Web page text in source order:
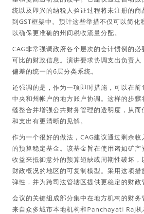
统以及即兴的纳税人验证过程将未注册的商
到GST框架中。预计这些举措不仅可以简化
以确保更准确的州间税收流量分配。
CAG非常强调政府各个层次的会计惯例的
可比的财政信息。演讲要求协调支出负责人
偏差的统一的6层分类系统。
还强调的是，作为一项即时措施，可以在
中央和州帐户的地方账户协调。这样的步骤
缝整合并增强公共财务管理的透明度，从而
和支出有更清晰的见解。
作为一个很好的做法，CAG建议通过剩余收
的预算稳定基金。该基金旨在使用诸如矿产
收益来抵御意外的预算短缺或周期性破坏，
财政概况的地区的可复制模型。采用这项措
弹性，并为跨司法管辖区提供更稳定的财政
会议的关键组成部分集中在地方机构的财务
来自众多城市本地机构和Panchayati Raj